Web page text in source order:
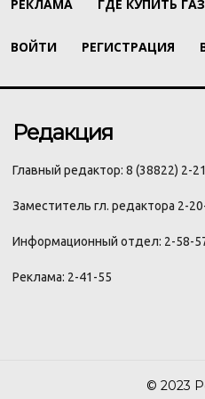
РЕКЛАМА ГДЕ КУПИТЬ
ВОЙТИ РЕГИСТРАЦИЯ
Редакция
Главный редактор: 8 (38822) 2-
Заместитель гл. редактора 2-
Информационный отдел: 2-58-
Реклама: 2-41-55
© 2023